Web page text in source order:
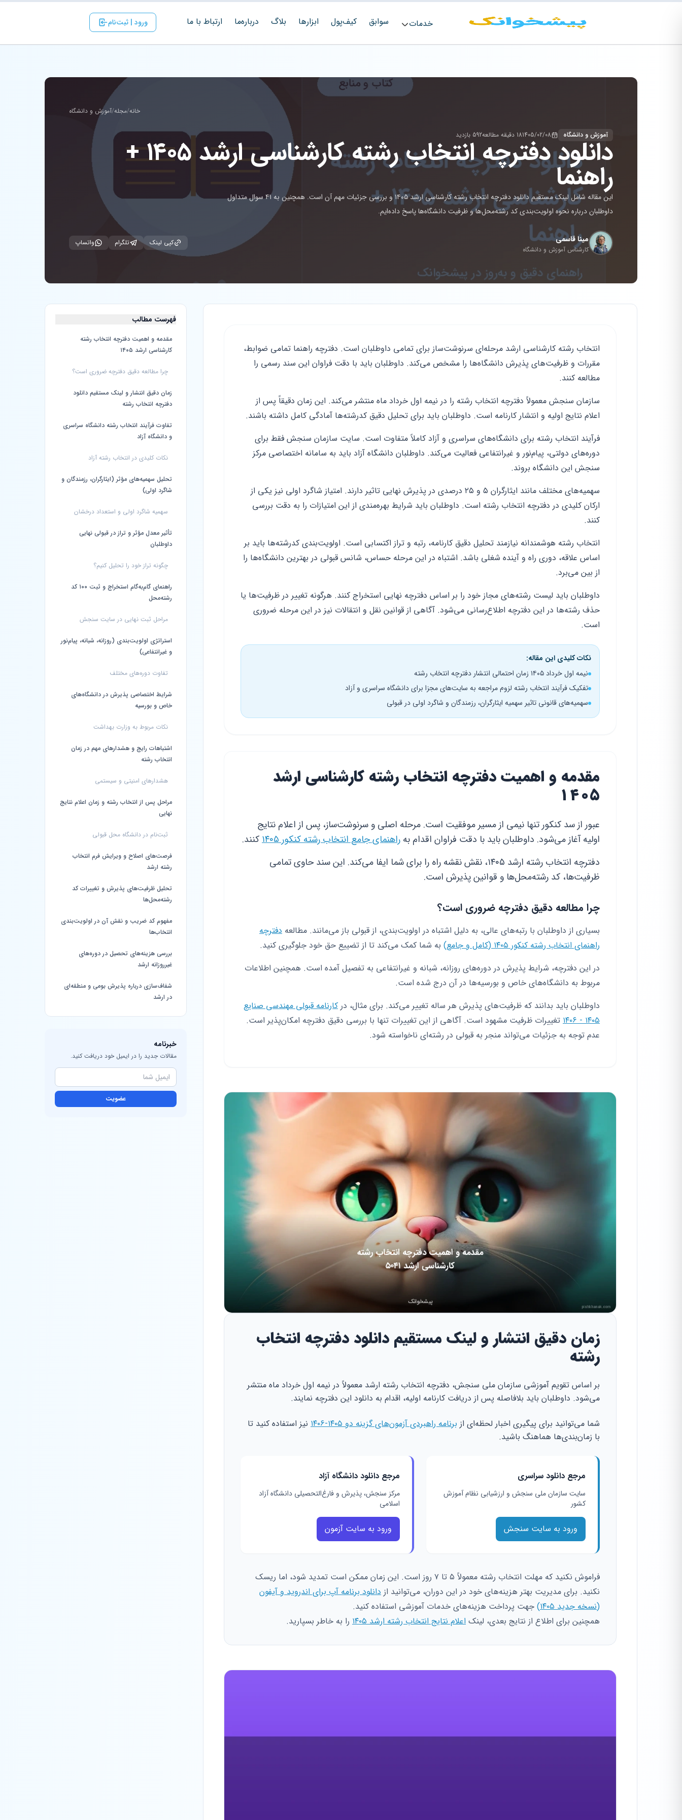
خدمات سوابق کیف‌پول ابزارها بلاگ درباره‌ما ارتباط با ‌ما ورود | ثبت‌نام
خانه/مجله/آموزش و دانشگاه
آموزش و دانشگاه 1405/02/0818 دقیقه مطالعه 592 بازدید دانلود دفترچه انتخاب رشته کارشناسی ارشد ۱۴۰۵ +
راهنما
این مقاله شامل لینک مستقیم دانلود دفترچه انتخاب رشته کارشناسی ارشد ۱۴۰۵ و بررسی جزئیات مهم آن است. همچنین به ۴۱ سوال متداول
داوطلبان درباره نحوه اولویت‌بندی کد رشته‌محل‌ها و ظرفیت دانشگاه‌ها پاسخ داده‌ایم.
مینا قاسمی
کارشناس آموزش و دانشگاه
کپی لینک تلگرام واتساپ
فهرست مطالب
مقدمه و اهمیت دفترچه انتخاب رشته
کارشناسی ارشد ۱۴۰۵
چرا مطالعه دقیق دفترچه ضروری است؟
زمان دقیق انتشار و لینک مستقیم دانلود
دفترچه انتخاب رشته
تفاوت فرآیند انتخاب رشته دانشگاه سراسری
و دانشگاه آزاد
نکات کلیدی در انتخاب رشته آزاد
تحلیل سهمیه‌های مؤثر (ایثارگران، رزمندگان و
شاگرد اولی)
سهمیه شاگرد اولی و استعداد درخشان
تأثیر معدل مؤثر و تراز در قبولی نهایی
داوطلبان
چگونه تراز خود را تحلیل کنیم؟
راهنمای گام‌به‌گام استخراج و ثبت ۱۰۰ کد
رشته‌محل
مراحل ثبت نهایی در سایت سنجش
استراتژی اولویت‌بندی (روزانه، شبانه، پیام‌نور
و غیرانتفاعی)
تفاوت دوره‌های مختلف
شرایط اختصاصی پذیرش در دانشگاه‌های
خاص و بورسیه
نکات مربوط به وزارت بهداشت
اشتباهات رایج و هشدارهای مهم در زمان
انتخاب رشته
هشدارهای امنیتی و سیستمی
مراحل پس از انتخاب رشته و زمان اعلام نتایج
نهایی
ثبت‌نام در دانشگاه محل قبولی
فرصت‌های اصلاح و ویرایش فرم انتخاب
رشته ارشد
تحلیل ظرفیت‌های پذیرش و تغییرات کد
رشته‌محل‌ها
مفهوم کد ضریب و نقش آن در اولویت‌بندی
انتخاب‌ها
بررسی هزینه‌های تحصیل در دوره‌های
غیرروزانه ارشد
شفاف‌سازی درباره پذیرش بومی و منطقه‌ای
در ارشد
خبرنامه
مقالات جدید را در ایمیل خود دریافت کنید.
عضویت
انتخاب رشته کارشناسی ارشد مرحله‌ای سرنوشت‌ساز برای تمامی داوطلبان است. دفترچه راهنما تمامی ضوابط،
مقررات و ظرفیت‌های پذیرش دانشگاه‌ها را مشخص می‌کند. داوطلبان باید با دقت فراوان این سند رسمی را
مطالعه کنند.
سازمان سنجش معمولاً دفترچه انتخاب رشته را در نیمه اول خرداد ماه منتشر می‌کند. این زمان دقیقاً پس از
اعلام نتایج اولیه و انتشار کارنامه است. داوطلبان باید برای تحلیل دقیق کد‌رشته‌ها آمادگی کامل داشته باشند.
فرآیند انتخاب رشته برای دانشگاه‌های سراسری و آزاد کاملاً متفاوت است. سایت سازمان سنجش فقط برای
دوره‌های دولتی، پیام‌نور و غیرانتفاعی فعالیت می‌کند. داوطلبان دانشگاه آزاد باید به سامانه اختصاصی مرکز
سنجش این دانشگاه بروند.
سهمیه‌های مختلف مانند ایثارگران ۵ و ۲۵ درصدی در پذیرش نهایی تاثیر دارند. امتیاز شاگرد اولی نیز یکی از
ارکان کلیدی در دفترچه انتخاب رشته است. داوطلبان باید شرایط بهره‌مندی از این امتیازات را به دقت بررسی
کنند.
انتخاب رشته هوشمندانه نیازمند تحلیل دقیق کارنامه، رتبه و تراز اکتسابی است. اولویت‌بندی کد‌رشته‌ها باید بر
اساس علاقه، دوری راه و آینده شغلی باشد. اشتباه در این مرحله حساس، شانس قبولی در بهترین دانشگاه‌ها را
از بین می‌برد.
داوطلبان باید لیست رشته‌های مجاز خود را بر اساس دفترچه نهایی استخراج کنند. هرگونه تغییر در ظرفیت‌ها یا
حذف رشته‌ها در این دفترچه اطلاع‌رسانی می‌شود. آگاهی از قوانین نقل و انتقالات نیز در این مرحله ضروری
است.
نکات کلیدی این مقاله:
نیمه اول خرداد ۱۴۰۵ زمان احتمالی انتشار دفترچه انتخاب رشته
تفکیک فرآیند انتخاب رشته لزوم مراجعه به سایت‌های مجزا برای دانشگاه سراسری و آزاد
سهمیه‌های قانونی تاثیر سهمیه ایثارگران، رزمندگان و شاگرد اولی در قبولی
مقدمه و اهمیت دفترچه انتخاب رشته کارشناسی ارشد
۱۴۰۵
عبور از سد کنکور تنها نیمی از مسیر موفقیت است. مرحله اصلی و سرنوشت‌ساز، پس از اعلام نتایج
اولیه آغاز می‌شود. داوطلبان باید با دقت فراوان اقدام به راهنمای جامع انتخاب رشته کنکور ۱۴۰۵
کنند.
دفترچه انتخاب رشته ارشد ۱۴۰۵، نقش نقشه راه را برای شما ایفا می‌کند. این سند حاوی تمامی
ظرفیت‌ها، کد رشته‌محل‌ها و قوانین پذیرش است.
چرا مطالعه دقیق دفترچه ضروری است؟
بسیاری از داوطلبان با رتبه‌های عالی، به دلیل اشتباه در اولویت‌بندی، از قبولی باز می‌مانند. مطالعه دفترچه
راهنمای انتخاب رشته کنکور ۱۴۰۵ (کامل و جامع)
به شما کمک می‌کند تا از تضییع حق خود جلوگیری کنید.
در این دفترچه، شرایط پذیرش در دوره‌های روزانه، شبانه و غیرانتفاعی به تفصیل آمده است. همچنین اطلاعات
مربوط به دانشگاه‌های خاص و بورسیه‌ها در آن درج شده است.
داوطلبان باید بدانند که ظرفیت‌های پذیرش هر ساله تغییر می‌کند. برای مثال، در کارنامه قبولی مهندسی صنایع
۱۴۰۵ - ۱۴۰۶
تغییرات ظرفیت مشهود است. آگاهی از این تغییرات تنها با بررسی دقیق دفترچه امکان‌پذیر است.
عدم توجه به جزئیات می‌تواند منجر به قبولی در رشته‌ای ناخواسته شود.
زمان دقیق انتشار و لینک مستقیم دانلود دفترچه انتخاب
رشته
بر اساس تقویم آموزشی سازمان ملی سنجش، دفترچه انتخاب رشته ارشد معمولاً در نیمه اول خرداد ماه منتشر
می‌شود. داوطلبان باید بلافاصله پس از دریافت کارنامه اولیه، اقدام به دانلود این دفترچه نمایند.
شما می‌توانید برای پیگیری اخبار لحظه‌ای از برنامه راهبردی آزمون‌های گزینه دو ۱۴۰۵-۱۴۰۶
نیز استفاده کنید تا
با زمان‌بندی‌ها هماهنگ باشید.
مرجع دانلود سراسری
سایت سازمان ملی سنجش و ارزشیابی نظام آموزش
کشور
ورود به سایت سنجش
مرجع دانلود دانشگاه آزاد
مرکز سنجش، پذیرش و فارغ‌التحصیلی دانشگاه آزاد
اسلامی
ورود به سایت آزمون
فراموش نکنید که مهلت انتخاب رشته معمولاً ۵ تا ۷ روز است. این زمان ممکن است تمدید شود، اما ریسک
نکنید. برای مدیریت بهتر هزینه‌های خود در این دوران، می‌توانید از دانلود برنامه آپ برای اندروید و آیفون
(نسخه جدید ۱۴۰۵)
جهت پرداخت هزینه‌های خدمات آموزشی استفاده کنید.
همچنین برای اطلاع از نتایج بعدی، لینک اعلام نتایج انتخاب رشته ارشد ۱۴۰۵ را به خاطر بسپارید.